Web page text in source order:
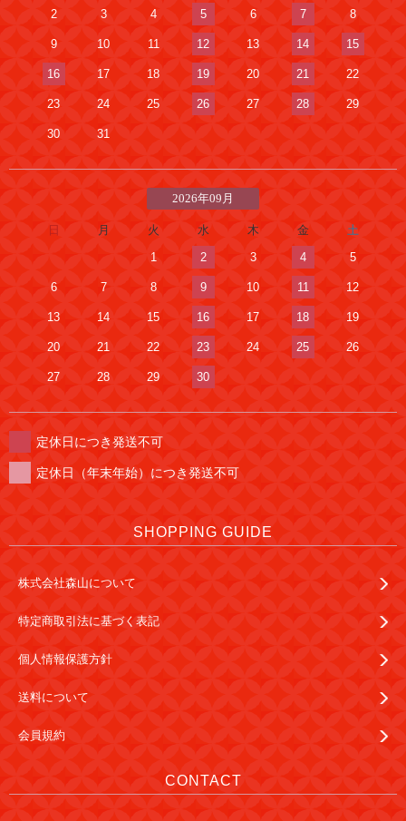
2 3 4 5 6 7 8
9 10 11 12 13 14 15
16 17 18 19 20 21 22
23 24 25 26 27 28 29
30 31
2026年09月
日 月 火 水 木 金
土
1
2 3 4 5
6 7 8 9 10 11 12
13 14 15 16 17 18 19
20 21 22 23 24 25 26
27 28 29 30
定休日につき発送不可
定休日（年末年始）につき発送不可
SHOPPING GUIDE
株式会社森山について
特定商取引法に基づく表記
個人情報保護方針
送料について
会員規約
CONTACT